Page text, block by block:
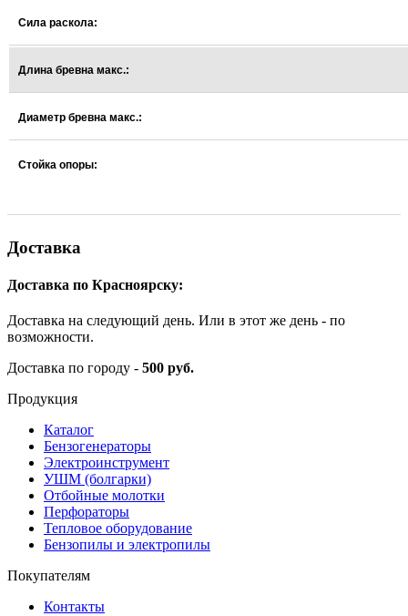
Сила раскола:
Длина бревна макс.:
Диаметр бревна макс.:
Стойка опоры:
Доставка
Доставка по Красноярску:
Доставка на следующий день. Или в этот же день - по
возможности.
Доставка по городу - 500 руб.
Продукция
Каталог
Бензогенераторы
Электроинструмент
УШМ (болгарки)
Отбойные молотки
Перфораторы
Тепловое оборудование
Бензопилы и электропилы
Покупателям
Контакты